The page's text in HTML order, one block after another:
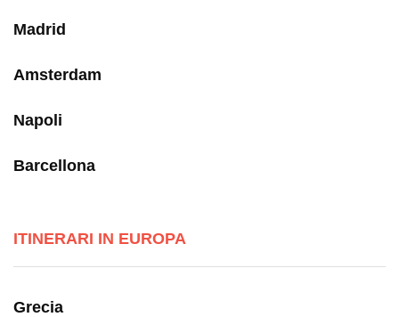
Madrid
Amsterdam
Napoli
Barcellona
ITINERARI IN EUROPA
Grecia